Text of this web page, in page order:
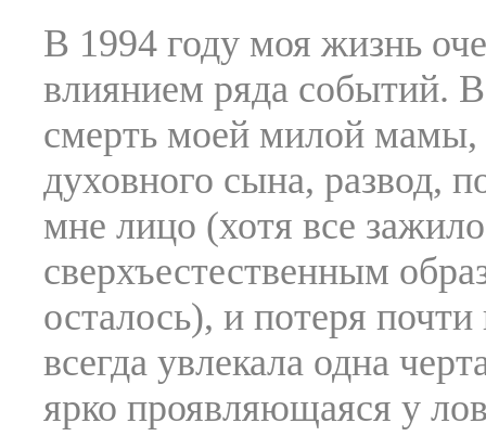
В 1994 году моя жизнь
влиянием ряда событий.
смерть моей милой
духовного сына, развод,
мне лицо (хотя все
сверхъестественным
осталось), и потеря
всегда увлекала одна
ярко проявляющаяся у